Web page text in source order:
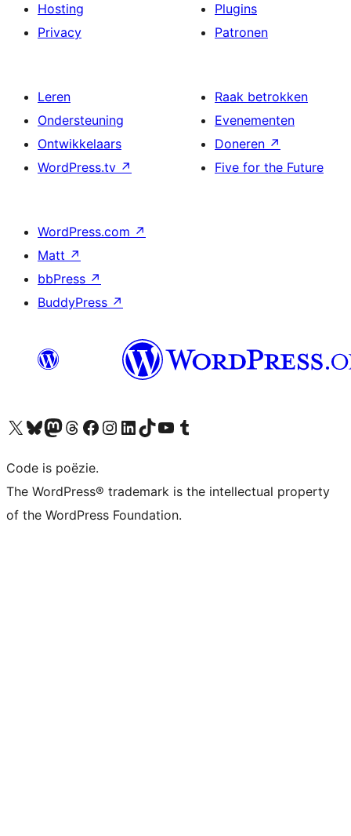
Hosting
Privacy
Plugins
Patronen
Leren
Ondersteuning
Ontwikkelaars
WordPress.tv ↗
Raak betrokken
Evenementen
Doneren ↗
Five for the Future
WordPress.com ↗
Matt ↗
bbPress ↗
BuddyPress ↗
Bezoek ons X (voorheen Twitter) account
Bezoek ons Bluesky account
Bezoek ons Mastodon account
Bezoek ons Threads account
Onze Facebook pagina bezoeken
Bezoek ons Instagram account
Bezoek ons LinkedIn account
Bezoek ons TikTok account
Bezoek ons YouTube kanaalBezoek ons Tumblr account
Code is poëzie.
The WordPress® trademark is the intellectual property
of the WordPress Foundation.